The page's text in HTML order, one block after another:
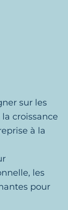
sur les
croissance
à la
les
pour